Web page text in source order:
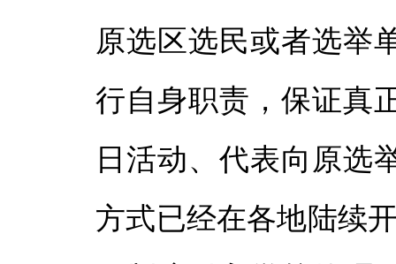
原选区选民或者选举
行自身职责，保证真
日活动、代表向原选
方式已经在各地陆续